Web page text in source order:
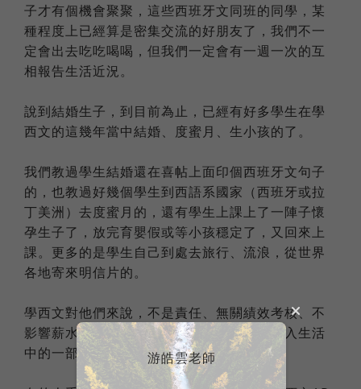
子才有個機會聚聚，這些西班牙文同班的同學，某
種程度上已經算是密集交流的好朋友了，我們不一
定會出去吃吃喝喝，但我們一定會有一週一次的互
相報告生活近況。
說到結婚生子，到目前為止，已經有好多學生在學
西文的這幾年當中結婚、度蜜月、生小孩的了。
我們教過學生結婚還在喜帖上面印個西班牙文句子
的，也教過好幾個學生到西語系國家（西班牙或拉
丁美洲）去度蜜月的，還有學生上課上了一陣子懷
孕生子了，放完育嬰假或等小孩穩定了，又回來上
課。更多的是學生自己到處去旅行、流浪，從世界
各地寄來明信片的。
學西文對他們來說，不是責任、無關績效考核、不
影響薪水升遷，他們只是不知不覺將西文納入生活
中的一部份。
游皓雲老師